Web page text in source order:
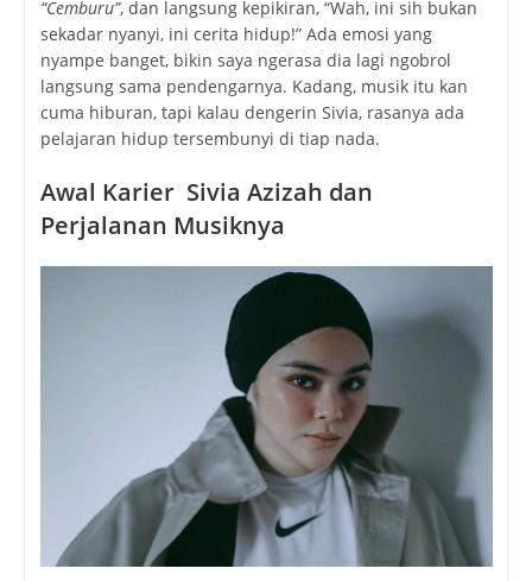
“Cemburu”, dan langsung kepikiran, “Wah, ini sih bukan
sekadar nyanyi, ini cerita hidup!” Ada emosi yang
nyampe banget, bikin saya ngerasa dia lagi ngobrol
langsung sama pendengarnya. Kadang, musik itu kan
cuma hiburan, tapi kalau dengerin Sivia, rasanya ada
pelajaran hidup tersembunyi di tiap nada.
Awal Karier Sivia Azizah dan
Perjalanan Musiknya